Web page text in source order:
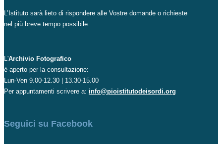
L’Istituto sarà lieto di rispondere alle Vostre domande o richieste
nel più breve tempo possibile.
L'Archivio Fotografico
è aperto per la consultazione:
Lun-Ven 9.00-12.30 | 13.30-15.00
Per appuntamenti scrivere a: info@pioistitutodeisordi.org
Seguici su Facebook